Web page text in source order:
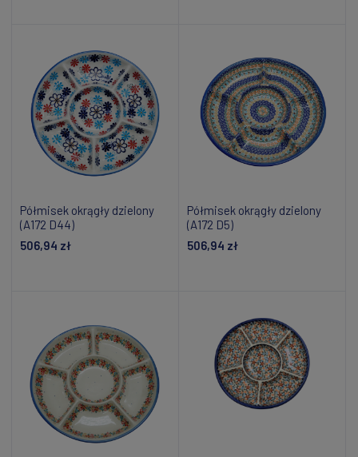
Półmisek okrągły dzielony
(A172 D44)
506,94 zł
Półmisek okrągły dzielony
(A172 D5)
506,94 zł